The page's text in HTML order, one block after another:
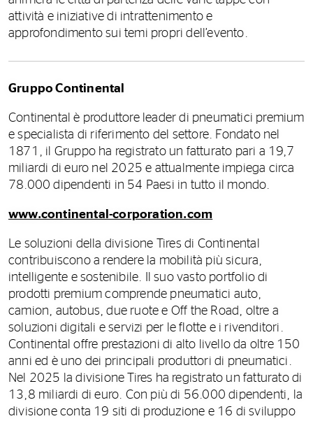
attività e iniziative di intrattenimento e
approfondimento sui temi propri dell’evento.
Gruppo Continental
Continental è produttore leader di pneumatici premium
e specialista di riferimento del settore. Fondato nel
1871, il Gruppo ha registrato un fatturato pari a 19,7
miliardi di euro nel 2025 e attualmente impiega circa
78.000 dipendenti in 54 Paesi in tutto il mondo.
www.continental-corporation.com
Le soluzioni della divisione Tires di Continental
contribuiscono a rendere la mobilità più sicura,
intelligente e sostenibile. Il suo vasto portfolio di
prodotti premium comprende pneumatici auto,
camion, autobus, due ruote e Off the Road, oltre a
soluzioni digitali e servizi per le flotte e i rivenditori.
Continental offre prestazioni di alto livello da oltre 150
anni ed è uno dei principali produttori di pneumatici.
Nel 2025 la divisione Tires ha registrato un fatturato di
13,8 miliardi di euro. Con più di 56.000 dipendenti, la
divisione conta 19 siti di produzione e 16 di sviluppo